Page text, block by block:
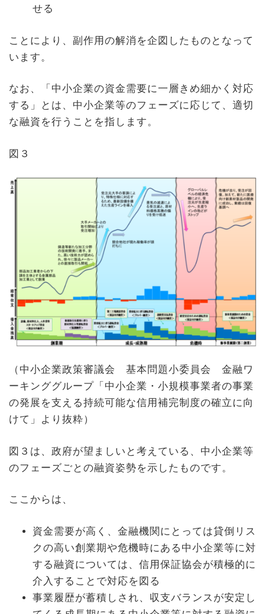
せる
ことにより、副作用の解消を企図したものとなって
います。
なお、「中小企業の資金需要に一層きめ細かく対応
する」とは、中小企業等のフェーズに応じて、適切
な融資を行うことを指します。
図３
（中小企業政策審議会 基本問題小委員会 金融ワ
ーキンググループ「中小企業・小規模事業者の事業
の発展を支える持続可能な信用補完制度の確立に向
けて」より抜粋）
図３は、政府が望ましいと考えている、中小企業等
のフェーズごとの融資姿勢を示したものです。
ここからは、
資金需要が高く、金融機関にとっては貸倒リス
クの高い創業期や危機時にある中小企業等に対
する融資については、信用保証協会が積極的に
介入することで対応を図る
事業履歴が蓄積しされ、収支バランスが安定し